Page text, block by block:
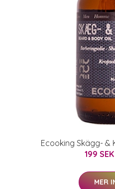
Ecooking Skägg- &
199 SEK
MER